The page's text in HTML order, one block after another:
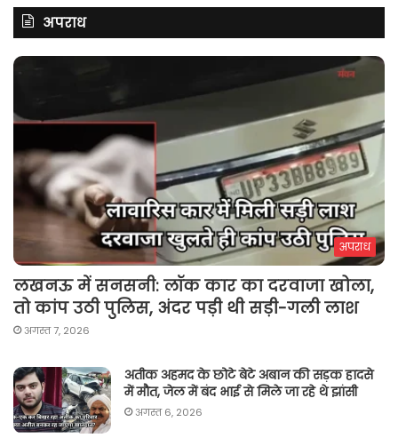
अपराध
अपराध
लखनऊ में सनसनी: लॉक कार का दरवाजा खोला,
तो कांप उठी पुलिस, अंदर पड़ी थी सड़ी-गली लाश
अगस्त 7, 2026
अतीक अहमद के छोटे बेटे अबान की सड़क हादसे
में मौत, जेल में बंद भाई से मिले जा रहे थे झांसी
अगस्त 6, 2026